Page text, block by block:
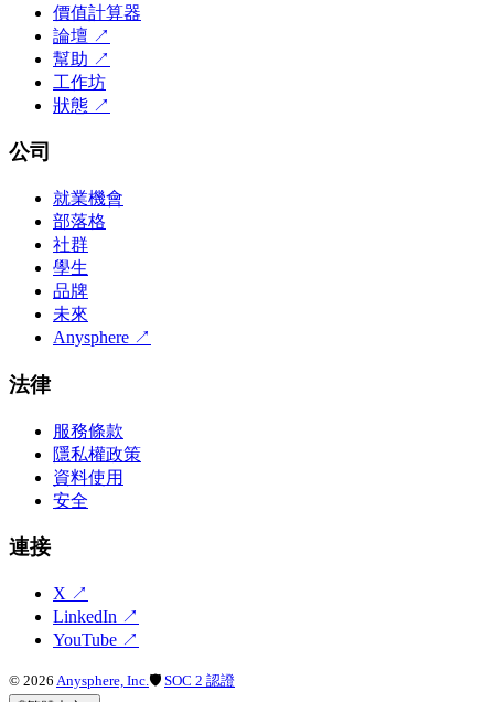
價值計算器
論壇 ↗
幫助 ↗
工作坊
狀態 ↗
公司
就業機會
部落格
社群
學生
品牌
未來
Anysphere ↗
法律
服務條款
隱私權政策
資料使用
安全
連接
X ↗
LinkedIn ↗
YouTube ↗
© 2026 Anysphere, Inc. 🛡 SOC 2 認證